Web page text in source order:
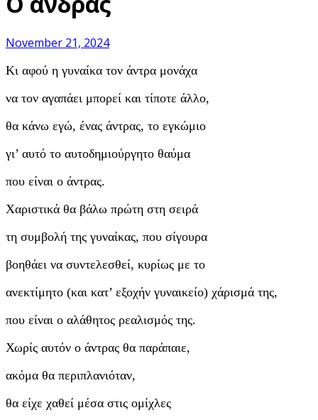
November 21, 2024
Κι αφού η γυναίκα τον άντρα μονάχα
να τον αγαπάει μπορεί και τίποτε άλλο,
θα κάνω εγώ, ένας άντρας, το εγκώμιο
γι’ αυτό το αυτοδημιούργητο θαύμα
που είναι ο άντρας.
Χαριστικά θα βάλω πρώτη στη σειρά
τη συμβολή της γυναίκας, που σίγουρα
βοηθάει να συντελεσθεί, κυρίως με το
ανεκτίμητο (και κατ’ εξοχήν γυναικείο) χάρισμά της,
που είναι ο αλάθητος ρεαλισμός της.
Χωρίς αυτόν ο άντρας θα παράπαιε,
ακόμα θα περιπλανιόταν,
θα είχε χαθεί μέσα στις ομίχλες